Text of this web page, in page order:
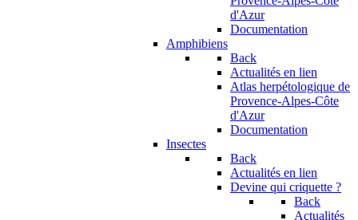
d'Azur
Documentation
Amphibiens
Back
Actualités en lien
Atlas herpétologique de
Provence-Alpes-Côte
d'Azur
Documentation
Insectes
Back
Actualités en lien
Devine qui criquette ?
Back
Actualités